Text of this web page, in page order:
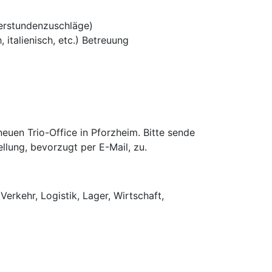
italienisch, etc.) Betreuung
Trio-Office in Pforzheim. Bitte sende
bevorzugt per E-Mail, zu.
Logistik, Lager, Wirtschaft,